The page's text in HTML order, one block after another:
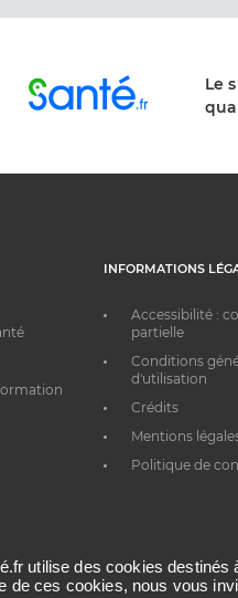
Le
INFORMATIONS
Accessibilité :
partielle
Conditions
d'utilisation
Crédits
Mentions
Politique de
utilise des cookies
de ces cookies, nous vous